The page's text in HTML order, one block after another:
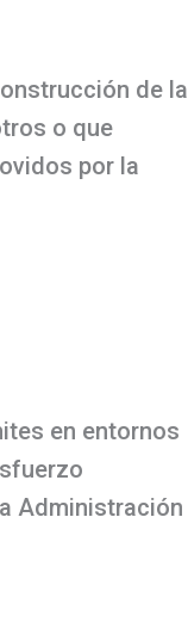
de la
o que
por la
en entornos
Administración